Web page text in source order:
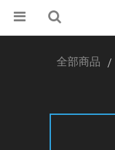
全部商品